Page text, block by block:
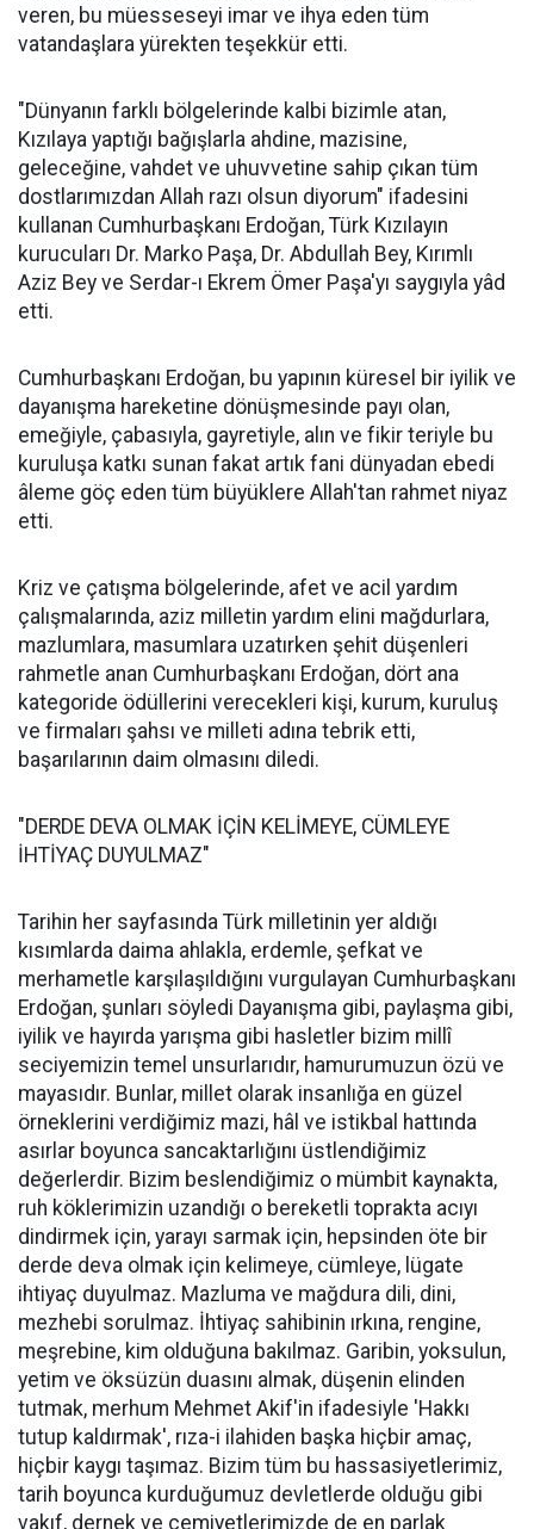
veren, bu müesseseyi imar ve ihya eden tüm
vatandaşlara yürekten teşekkür etti.
"Dünyanın farklı bölgelerinde kalbi bizimle atan,
Kızılaya yaptığı bağışlarla ahdine, mazisine,
geleceğine, vahdet ve uhuvvetine sahip çıkan tüm
dostlarımızdan Allah razı olsun diyorum" ifadesini
kullanan Cumhurbaşkanı Erdoğan, Türk Kızılayın
kurucuları Dr. Marko Paşa, Dr. Abdullah Bey, Kırımlı
Aziz Bey ve Serdar-ı Ekrem Ömer Paşa'yı saygıyla yâd
etti.
Cumhurbaşkanı Erdoğan, bu yapının küresel bir iyilik ve
dayanışma hareketine dönüşmesinde payı olan,
emeğiyle, çabasıyla, gayretiyle, alın ve fikir teriyle bu
kuruluşa katkı sunan fakat artık fani dünyadan ebedi
âleme göç eden tüm büyüklere Allah'tan rahmet niyaz
etti.
Kriz ve çatışma bölgelerinde, afet ve acil yardım
çalışmalarında, aziz milletin yardım elini mağdurlara,
mazlumlara, masumlara uzatırken şehit düşenleri
rahmetle anan Cumhurbaşkanı Erdoğan, dört ana
kategoride ödüllerini verecekleri kişi, kurum, kuruluş
ve firmaları şahsı ve milleti adına tebrik etti,
başarılarının daim olmasını diledi.
"DERDE DEVA OLMAK İÇİN KELİMEYE, CÜMLEYE
İHTİYAÇ DUYULMAZ"
Tarihin her sayfasında Türk milletinin yer aldığı
kısımlarda daima ahlakla, erdemle, şefkat ve
merhametle karşılaşıldığını vurgulayan Cumhurbaşkanı
Erdoğan, şunları söyledi Dayanışma gibi, paylaşma gibi,
iyilik ve hayırda yarışma gibi hasletler bizim millî
seciyemizin temel unsurlarıdır, hamurumuzun özü ve
mayasıdır. Bunlar, millet olarak insanlığa en güzel
örneklerini verdiğimiz mazi, hâl ve istikbal hattında
asırlar boyunca sancaktarlığını üstlendiğimiz
değerlerdir. Bizim beslendiğimiz o mümbit kaynakta,
ruh köklerimizin uzandığı o bereketli toprakta acıyı
dindirmek için, yarayı sarmak için, hepsinden öte bir
derde deva olmak için kelimeye, cümleye, lügate
ihtiyaç duyulmaz. Mazluma ve mağdura dili, dini,
mezhebi sorulmaz. İhtiyaç sahibinin ırkına, rengine,
meşrebine, kim olduğuna bakılmaz. Garibin, yoksulun,
yetim ve öksüzün duasını almak, düşenin elinden
tutmak, merhum Mehmet Akif'in ifadesiyle 'Hakkı
tutup kaldırmak', rıza-i ilahiden başka hiçbir amaç,
hiçbir kaygı taşımaz. Bizim tüm bu hassasiyetlerimiz,
tarih boyunca kurduğumuz devletlerde olduğu gibi
vakıf, dernek ve cemiyetlerimizde de en parlak